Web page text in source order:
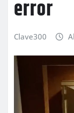
error
Clave300